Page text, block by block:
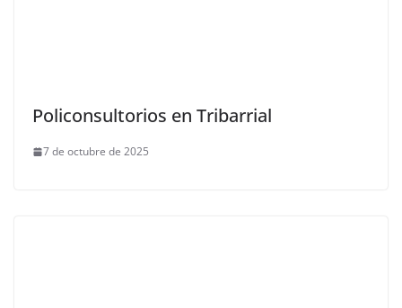
Policonsultorios en Tribarrial
7 de octubre de 2025